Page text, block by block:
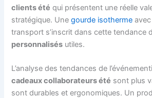
clients été qui présentent une réelle
stratégique. Unegourde isotherme
transport s’inscrit dans cette tendance
personnalisés utiles.
L’analyse des tendances de
cadeaux collaborateurs été sont plus
sont durables et ergonomiques. Un